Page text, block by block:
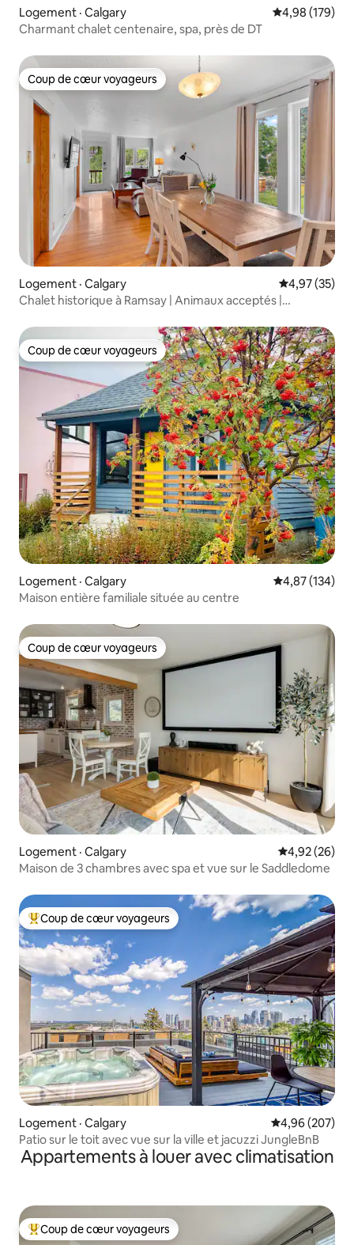
Logement · Calgary Note
4,98 (179)
Charmant chalet centenaire, spa, près de DT
Coup de cœur voyageurs
Coup de cœur voyageurs
Logement · Calgary Note
4,97 (35)
Chalet historique à Ramsay | Animaux acceptés |
Coup de cœur voyageurs
Coup de cœur voyageurs
Logement · Calgary Note
4,87 (134)
Maison entière familiale située au centre
Coup de cœur voyageurs
Coup de cœur voyageurs
Logement · Calgary Note
4,92 (26)
Maison de 3 chambres avec spa et vue sur le Saddledome
Coup de cœur voyageurs parmi les plus aimés
Coup de cœur voyageurs
Logement · Calgary Note
4,96 (207)
Patio sur le toit avec vue sur la ville et jacuzzi JungleBnB
Appartements à louer avec climatisation
Coup de cœur voyageurs parmi les plus aimés
Coup de cœur voyageurs